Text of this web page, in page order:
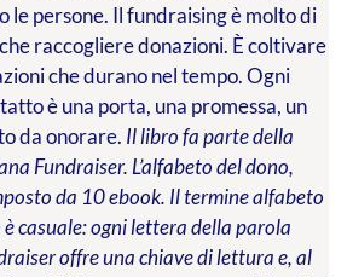
le persone. Il fundraising è molto di
raccogliere donazioni. È coltivare
che durano nel tempo. Ogni
è una porta, una promessa, un
da onorare. Il libro fa parte della
Fundraiser. L’alfabeto del dono,
da 10 ebook. Il termine alfabeto
è casuale: ogni lettera della parola
offre una chiave di lettura e, al